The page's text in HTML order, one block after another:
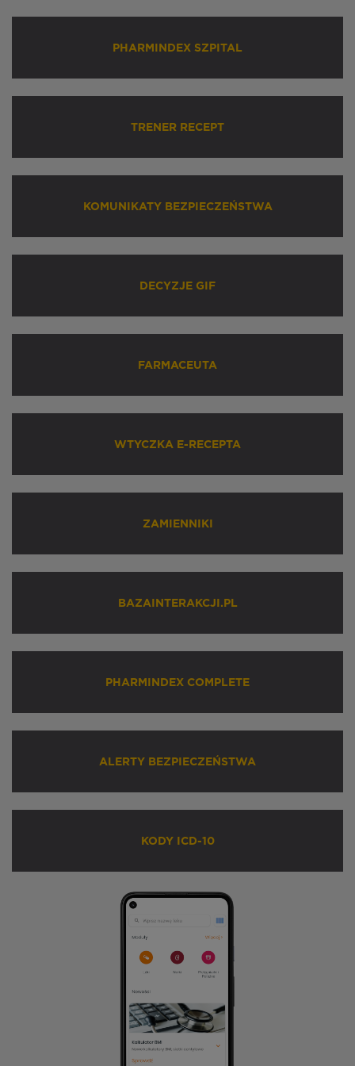
PHARMINDEX SZPITAL
TRENER RECEPT
KOMUNIKATY BEZPIECZEŃSTWA
DECYZJE GIF
FARMACEUTA
WTYCZKA E-RECEPTA
ZAMIENNIKI
BAZAINTERAKCJI.PL
PHARMINDEX COMPLETE
ALERTY BEZPIECZEŃSTWA
KODY ICD-10